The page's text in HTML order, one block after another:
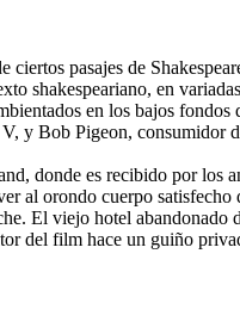
ciertos pasajes de
shakespeariano, en
en los bajos
y Bob Pigeon, consumidor
donde es recibido por los
al orondo cuerpo
El viejo hotel abandonado
del film hace un guiño